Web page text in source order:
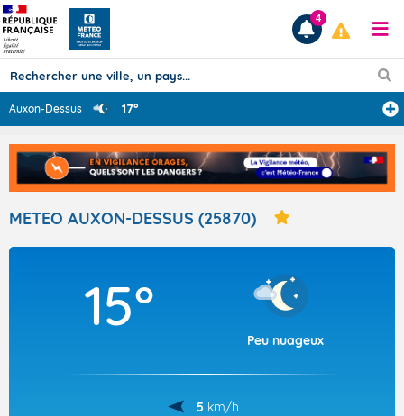
Prévisions
TOUS LES RÉSULTATS
Articles
4
Auxon-Dessus 17°
METEO AUXON-DESSUS (25870)
15°
Peu nuageux
5 km/h